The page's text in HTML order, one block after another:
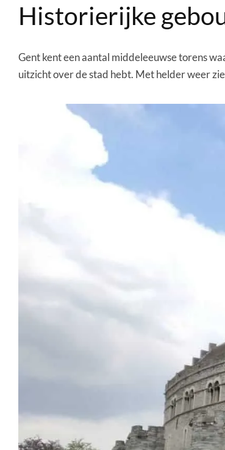
Historierijke
Gent kent een aantal middeleeuwse torens
uitzicht over de stad hebt. Met helder weer